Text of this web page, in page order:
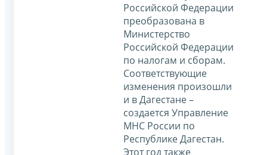
Российской Федерации
преобразована в
Министерство
Российской Федерации
по налогам и сборам.
Соответствующие
изменения произошли
и в Дагестане –
создается Управление
МНС России по
Республике Дагестан.
Этот год также